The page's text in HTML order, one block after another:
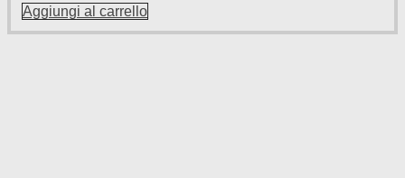
Aggiungi al carrello